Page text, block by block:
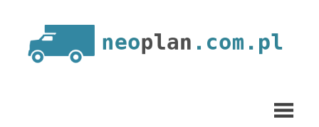
content